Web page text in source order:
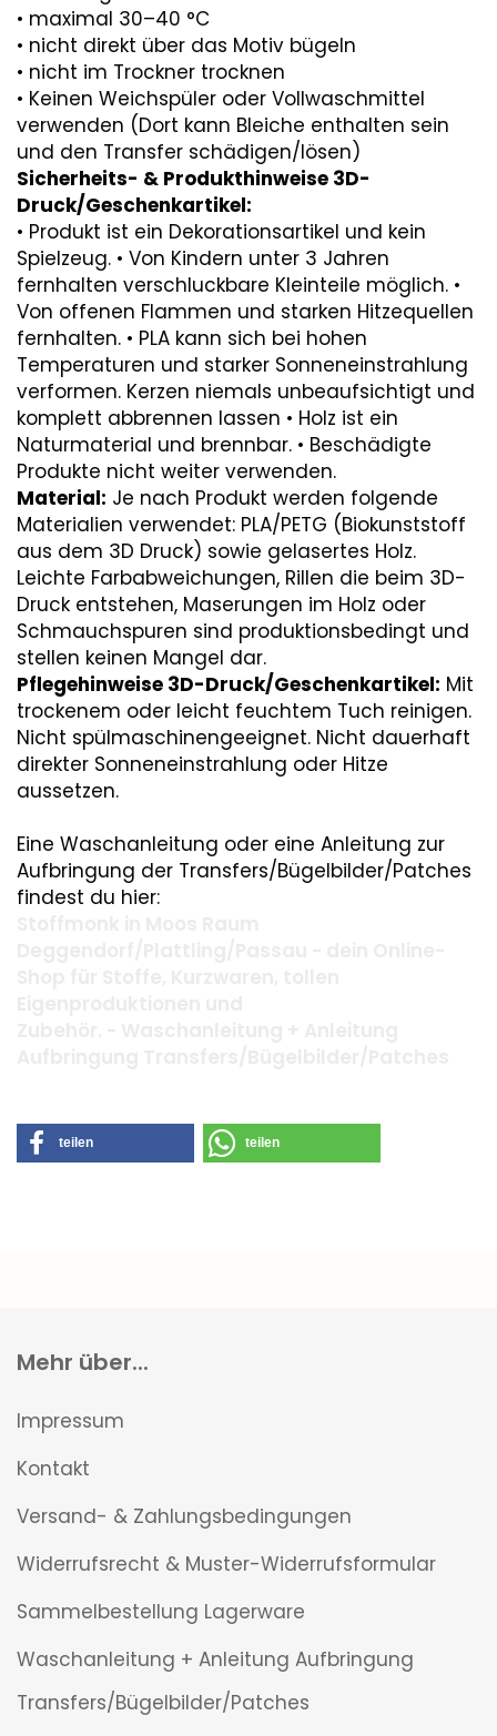
• maximal 30–40 °C
• nicht direkt über das Motiv bügeln
• nicht im Trockner trocknen
• Keinen Weichspüler oder Vollwaschmittel
verwenden (Dort kann Bleiche enthalten sein
und den Transfer schädigen/lösen)
Sicherheits- & Produkthinweise 3D-
Druck/Geschenkartikel:
• Produkt ist ein Dekorationsartikel und kein
Spielzeug. • Von Kindern unter 3 Jahren
fernhalten verschluckbare Kleinteile möglich. •
Von offenen Flammen und starken Hitzequellen
fernhalten. • PLA kann sich bei hohen
Temperaturen und starker Sonneneinstrahlung
verformen. Kerzen niemals unbeaufsichtigt und
komplett abbrennen lassen • Holz ist ein
Naturmaterial und brennbar. • Beschädigte
Produkte nicht weiter verwenden.
Material: Je nach Produkt werden folgende
Materialien verwendet: PLA/PETG (Biokunststoff
aus dem 3D Druck) sowie gelasertes Holz.
Leichte Farbabweichungen, Rillen die beim 3D-
Druck entstehen, Maserungen im Holz oder
Schmauchspuren sind produktionsbedingt und
stellen keinen Mangel dar.
Pflegehinweise 3D-Druck/Geschenkartikel: Mit
trockenem oder leicht feuchtem Tuch reinigen.
Nicht spülmaschinengeeignet. Nicht dauerhaft
direkter Sonneneinstrahlung oder Hitze
aussetzen.
Eine Waschanleitung oder eine Anleitung zur
Aufbringung der Transfers/Bügelbilder/Patches
findest du hier:
teilen teilen
Mehr über...
Impressum
Kontakt
Versand- & Zahlungsbedingungen
Widerrufsrecht & Muster-Widerrufsformular
Sammelbestellung Lagerware
Waschanleitung + Anleitung Aufbringung
Transfers/Bügelbilder/Patches